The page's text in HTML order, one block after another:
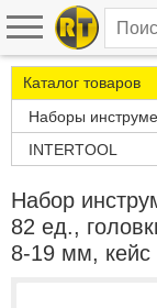
Каталог товаров
Наборы
INTERTOOL
Набор
82 ед.,
8-19 мм, кейс